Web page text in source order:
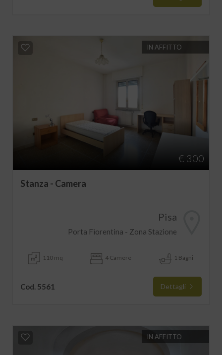
IN AFFITTO
€ 300
Stanza - Camera
Pisa
Porta Fiorentina - Zona Stazione
110 mq 4 Camere 1 Bagni
Cod. 5561 Dettagli
IN AFFITTO